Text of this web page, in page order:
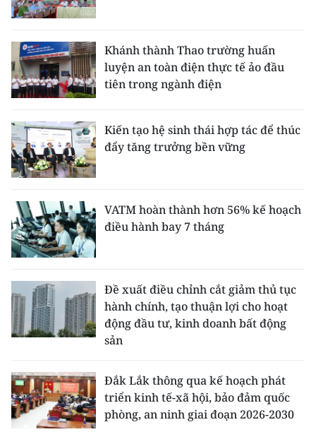
Khánh thành Thao trường huấn
luyện an toàn điện thực tế ảo đầu
tiên trong ngành điện
Kiến tạo hệ sinh thái hợp tác để thúc
đẩy tăng trưởng bền vững
VATM hoàn thành hơn 56% kế hoạch
điều hành bay 7 tháng
Đề xuất điều chỉnh cắt giảm thủ tục
hành chính, tạo thuận lợi cho hoạt
động đầu tư, kinh doanh bất động
sản
Đắk Lắk thông qua kế hoạch phát
triển kinh tế-xã hội, bảo đảm quốc
phòng, an ninh giai đoạn 2026-2030